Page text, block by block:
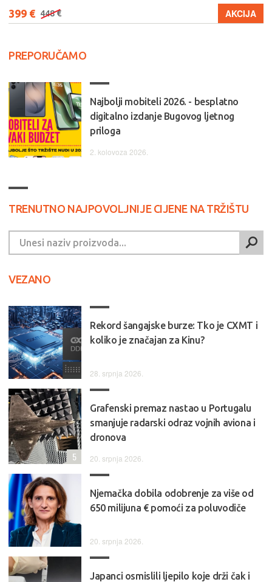
399 € 448 € AKCIJA
PREPORUČAMO
Najbolji mobiteli 2026. - besplatno
digitalno izdanje Bugovog ljetnog
priloga
2. kolovoza 2026.
TRENUTNO NAJPOVOLJNIJE CIJENE NA TRŽIŠTU
VEZANO
Rekord šangajske burze: Tko je CXMT i
koliko je značajan za Kinu?
28. srpnja 2026.
Grafenski premaz nastao u Portugalu
smanjuje radarski odraz vojnih aviona i
dronova
20. srpnja 2026.
5
Njemačka dobila odobrenje za više od
650 milijuna € pomoći za poluvodiče
20. srpnja 2026.
Japanci osmislili ljepilo koje drži čak i